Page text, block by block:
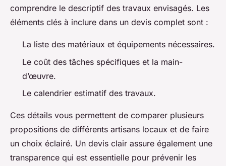
comprendre le descriptif des travaux envisagés. Les
éléments clés à inclure dans un devis complet sont :
La liste des matériaux et équipements nécessaires.
Le coût des tâches spécifiques et la main-
d’œuvre.
Le calendrier estimatif des travaux.
Ces détails vous permettent de comparer plusieurs
propositions de différents artisans locaux et de faire
un choix éclairé. Un devis clair assure également une
transparence qui est essentielle pour prévenir les